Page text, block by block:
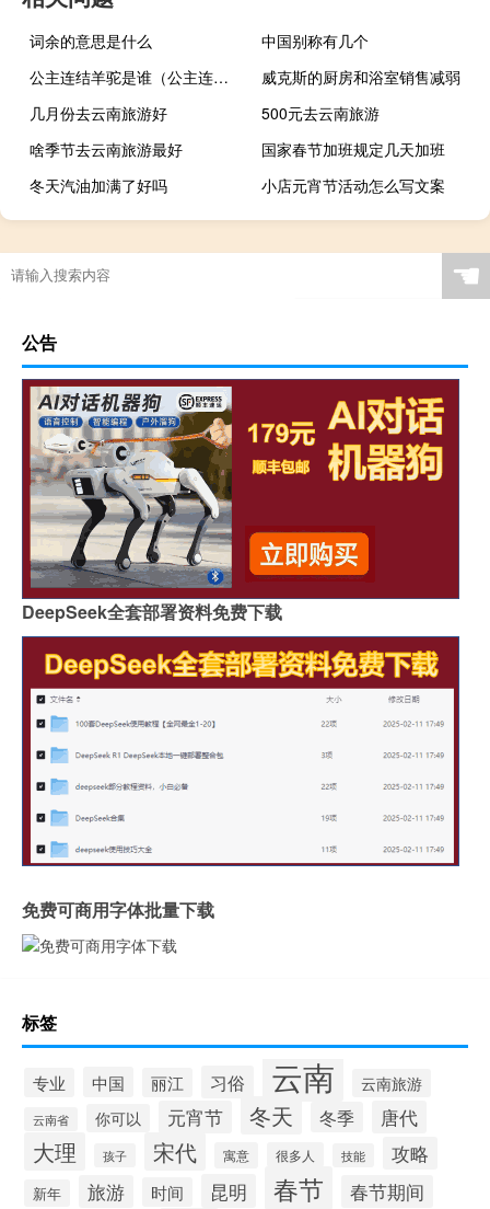
词余的意思是什么
中国别称有几个
公主连结羊驼是谁（公主连结莉玛角色介绍 快吧手游）
威克斯的厨房和浴室销售减弱
几月份去云南旅游好
500元去云南旅游
啥季节去云南旅游最好
国家春节加班规定几天加班
冬天汽油加满了好吗
小店元宵节活动怎么写文案
☚
公告
DeepSeek全套部署资料免费下载
免费可商用字体批量下载
标签
专业 中国 丽江 习俗 云南 云南旅游
云南省 你可以 元宵节 冬天 冬季 唐代
大理 孩子 宋代 寓意 很多人 技能 攻略
新年 旅游 时间 昆明 春节 春节期间